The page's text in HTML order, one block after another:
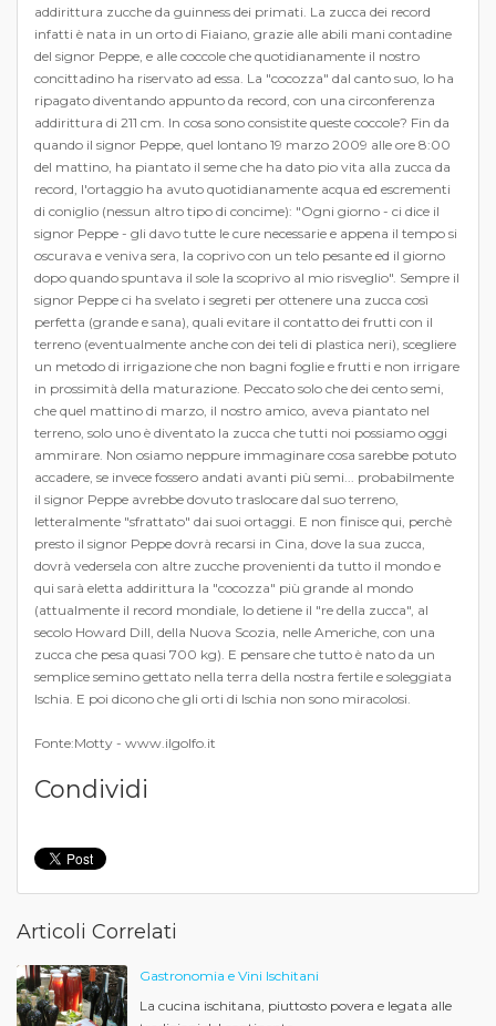
addirittura zucche da guinness dei primati. La zucca dei record
infatti è nata in un orto di Fiaiano, grazie alle abili mani contadine
del signor Peppe, e alle coccole che quotidianamente il nostro
concittadino ha riservato ad essa. La "cocozza" dal canto suo, lo ha
ripagato diventando appunto da record, con una circonferenza
addirittura di 211 cm. In cosa sono consistite queste coccole? Fin da
quando il signor Peppe, quel lontano 19 marzo 2009 alle ore 8:00
del mattino, ha piantato il seme che ha dato pio vita alla zucca da
record, l'ortaggio ha avuto quotidianamente acqua ed escrementi
di coniglio (nessun altro tipo di concime): "Ogni giorno - ci dice il
signor Peppe - gli davo tutte le cure necessarie e appena il tempo si
oscurava e veniva sera, la coprivo con un telo pesante ed il giorno
dopo quando spuntava il sole la scoprivo al mio risveglio". Sempre il
signor Peppe ci ha svelato i segreti per ottenere una zucca così
perfetta (grande e sana), quali evitare il contatto dei frutti con il
terreno (eventualmente anche con dei teli di plastica neri), scegliere
un metodo di irrigazione che non bagni foglie e frutti e non irrigare
in prossimità della maturazione. Peccato solo che dei cento semi,
che quel mattino di marzo, il nostro amico, aveva piantato nel
terreno, solo uno è diventato la zucca che tutti noi possiamo oggi
ammirare. Non osiamo neppure immaginare cosa sarebbe potuto
accadere, se invece fossero andati avanti più semi... probabilmente
il signor Peppe avrebbe dovuto traslocare dal suo terreno,
letteralmente "sfrattato" dai suoi ortaggi. E non finisce qui, perchè
presto il signor Peppe dovrà recarsi in Cina, dove la sua zucca,
dovrà vedersela con altre zucche provenienti da tutto il mondo e
qui sarà eletta addirittura la "cocozza" più grande al mondo
(attualmente il record mondiale, lo detiene il "re della zucca", al
secolo Howard Dill, della Nuova Scozia, nelle Americhe, con una
zucca che pesa quasi 700 kg). E pensare che tutto è nato da un
semplice semino gettato nella terra della nostra fertile e soleggiata
Ischia. E poi dicono che gli orti di Ischia non sono miracolosi.
Fonte:Motty - www.ilgolfo.it
Condividi
Articoli Correlati
Gastronomia e Vini Ischitani
La cucina ischitana, piuttosto povera e legata alle